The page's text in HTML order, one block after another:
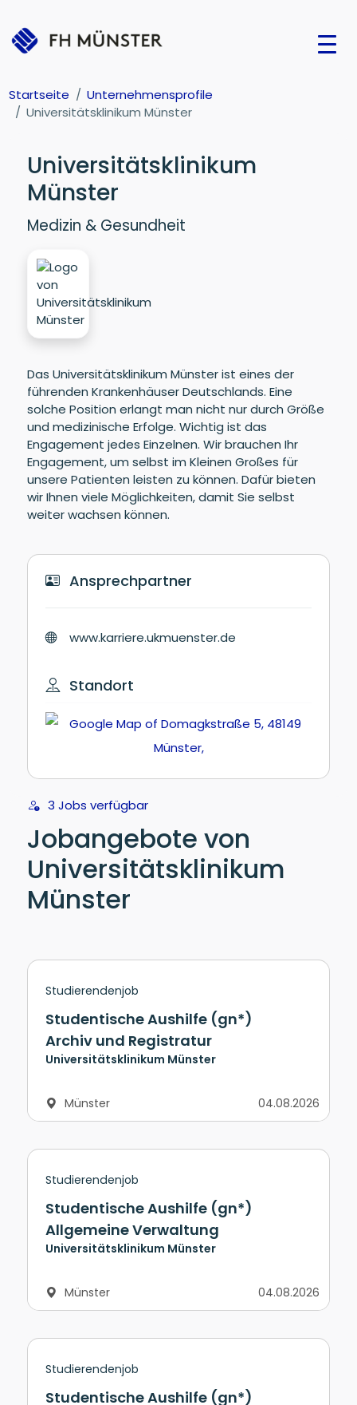
Startseite
Unternehmensprofile
Universitätsklinikum Münster
Universitätsklinikum
Münster
Medizin & Gesundheit
Das Universitätsklinikum Münster ist eines der
führenden Krankenhäuser Deutschlands. Eine
solche Position erlangt man nicht nur durch Größe
und medizinische Erfolge. Wichtig ist das
Engagement jedes Einzelnen. Wir brauchen Ihr
Engagement, um selbst im Kleinen Großes für
unsere Patienten leisten zu können. Dafür bieten
wir Ihnen viele Möglichkeiten, damit Sie selbst
weiter wachsen können.
Ansprechpartner
www.karriere.ukmuenster.de
Standort
3 Jobs verfügbar
Jobangebote von
Universitätsklinikum
Münster
Studierendenjob
Studentische Aushilfe (gn*)
Archiv und Registratur
Universitätsklinikum Münster
Münster 04.08.2026
Studierendenjob
Studentische Aushilfe (gn*)
Allgemeine Verwaltung
Universitätsklinikum Münster
Münster 04.08.2026
Studierendenjob
Studentische Aushilfe (gn*)